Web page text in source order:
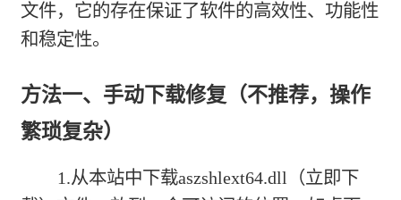
文件，它的存在保证了软件的高效性、功能性
和稳定性。
方法一、手动下载修复（不推荐，操作
繁琐复杂）
1.从本站中下载aszshlext64.dll（立即下